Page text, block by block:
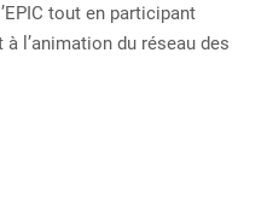
tout en participant
l’animation du réseau des